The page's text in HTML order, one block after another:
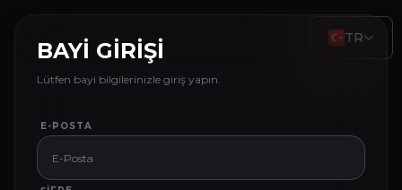
BAYİ GİRİŞİ
Lütfen bayi bilgilerinizle giriş yapın.
E-POSTA
TR